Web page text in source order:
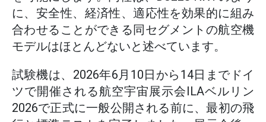
に、安全性、経済性、適応性を効果的に組み
合わせることができる同セグメントの航空機
モデルはほとんどないと述べています。
試験機は、2026年6月10日から14日までドイ
ツで開催される航空宇宙展示会ILAベルリン
2026で正式に一般公開される前に、最初の飛